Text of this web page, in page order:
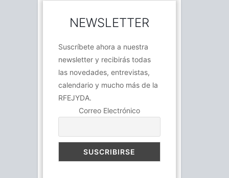
NEWSLETTER
Suscríbete ahora a nuestra
newsletter y recibirás todas
las novedades, entrevistas,
calendario y mucho más de la
RFEJYDA.
Correo Electrónico